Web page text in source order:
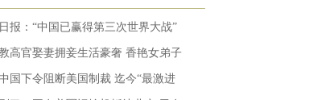
报：“中国已赢得第三次世界大战”
高官娶妻拥妾生活豪奢 香艳女弟子
国下令阻断美国制裁 迄今“最激进